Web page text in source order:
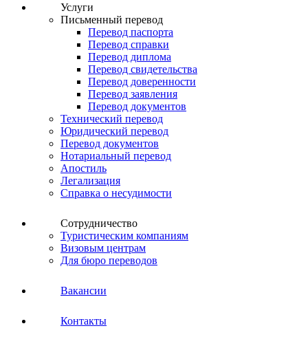
Услуги
Письменный перевод
Перевод паспорта
Перевод справки
Перевод диплома
Перевод свидетельства
Перевод доверенности
Перевод заявления
Перевод документов
Технический перевод
Юридический перевод
Перевод документов
Нотариальный перевод
Апостиль
Легализация
Справка о несудимости
Сотрудничество
Туристическим компаниям
Визовым центрам
Для бюро переводов
Вакансии
Контакты